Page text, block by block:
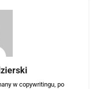
w copywritingu, po